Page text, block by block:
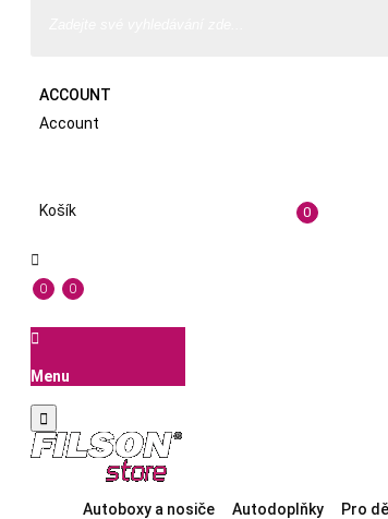
ACCOUNT
Account
Košík 0

0 0

Menu

Autoboxy a nosiče Autodoplňky Pro